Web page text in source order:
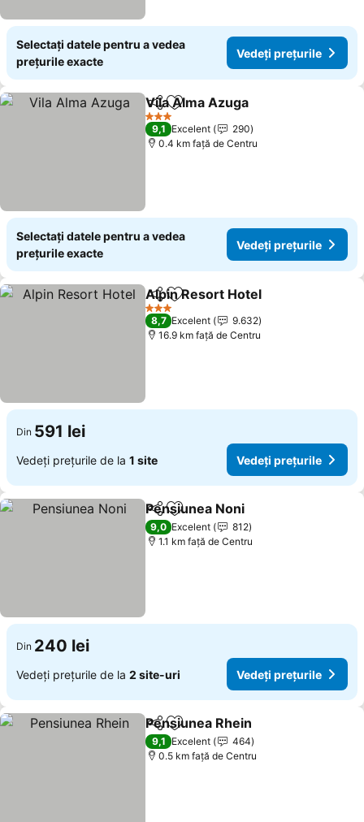
Selectați datele pentru a vedea
prețurile exacte
Vedeți prețurile
DistribuițiAdăugaţi la favorite
Vila Alma Azuga
3 Stele
9,1 Excelent
290
0.4 km faţă de Centru
Selectați datele pentru a vedea
prețurile exacte
Vedeți prețurile
DistribuițiAdăugaţi la favorite
Alpin Resort Hotel
3 Stele
8,7 Excelent
9.632
16.9 km faţă de Centru
Din 591 lei
Vedeți prețurile de la 1 site Vedeți prețurile
DistribuițiAdăugaţi la favorite
Pensiunea Noni
9,0 Excelent
812
1.1 km faţă de Centru
Din 240 lei
Vedeți prețurile de la 2 site-uri Vedeți prețurile
DistribuițiAdăugaţi la favorite
Pensiunea Rhein
9,1 Excelent
464
0.5 km faţă de Centru